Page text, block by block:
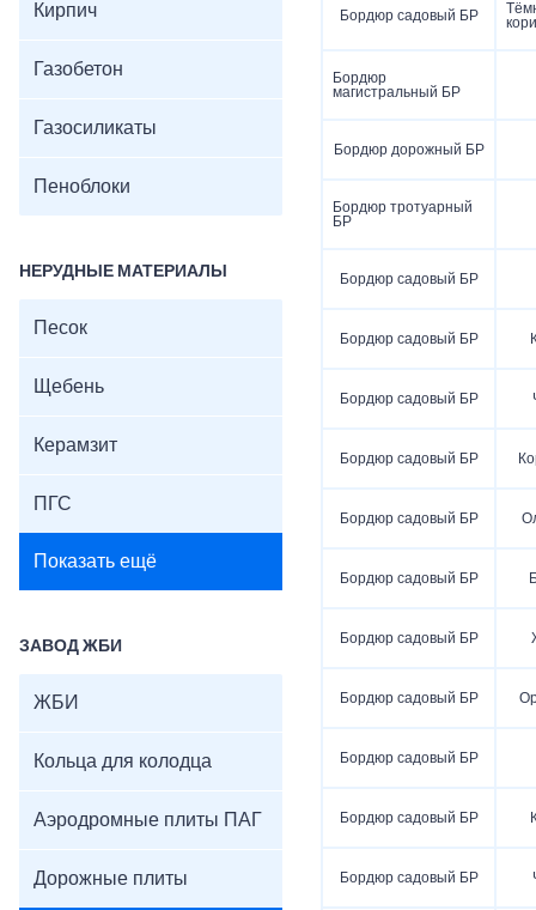
Кирпич
Газобетон
Газосиликаты
Пеноблоки
НЕРУДНЫЕ МАТЕРИАЛЫ
Песок
Щебень
Керамзит
ПГС
Показать ещё
ЗАВОД ЖБИ
ЖБИ
Кольца для колодца
Аэродромные плиты ПАГ
Дорожные плиты
Бордюр садовый БР
Бордюр
магистральный БР
Бордюр дорожный БР
Бордюр тротуарный
БР
Бордюр садовый БР
Бордюр садовый БР
Бордюр садовый БР
Бордюр садовый БР
Бордюр садовый БР
Бордюр садовый БР
Бордюр садовый БР
Бордюр садовый БР
Бордюр садовый БР
Бордюр садовый БР
Бордюр садовый БР